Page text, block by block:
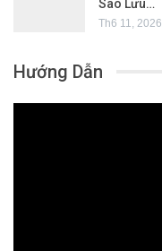
Sao Lưu…
Th6 11, 2026
Hướng Dẫn